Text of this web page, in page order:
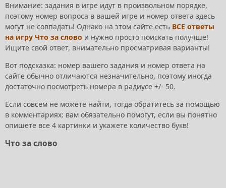
Внимание: задания в игре идут в произвольном порядке,
поэтому номер вопроса в вашей игре и номер ответа здесь
могут не совпадать! Однако на этом сайте есть ВСЕ ответы
на игру Что за слово и нужно просто поискать получше!
Ищите свой ответ, внимательно просматривая варианты!
Вот подсказка: номер вашего задания и номер ответа на
сайте обычно отличаются незначительно, поэтому иногда
достаточно посмотреть номера в радиусе +/- 50.
Если совсем не можете найти, тогда обратитесь за помощью
в комментариях: вам обязательно помогут, если вы понятно
опишете все 4 картинки и укажете количество букв!
Что за слово